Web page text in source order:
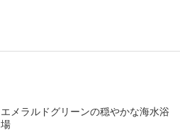
エメラルドグリーンの穏やかな海水浴
場